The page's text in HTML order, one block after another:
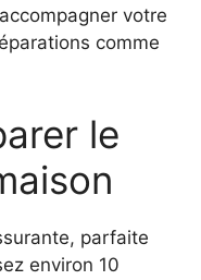
votre
comme
le
parfaite
environ 10